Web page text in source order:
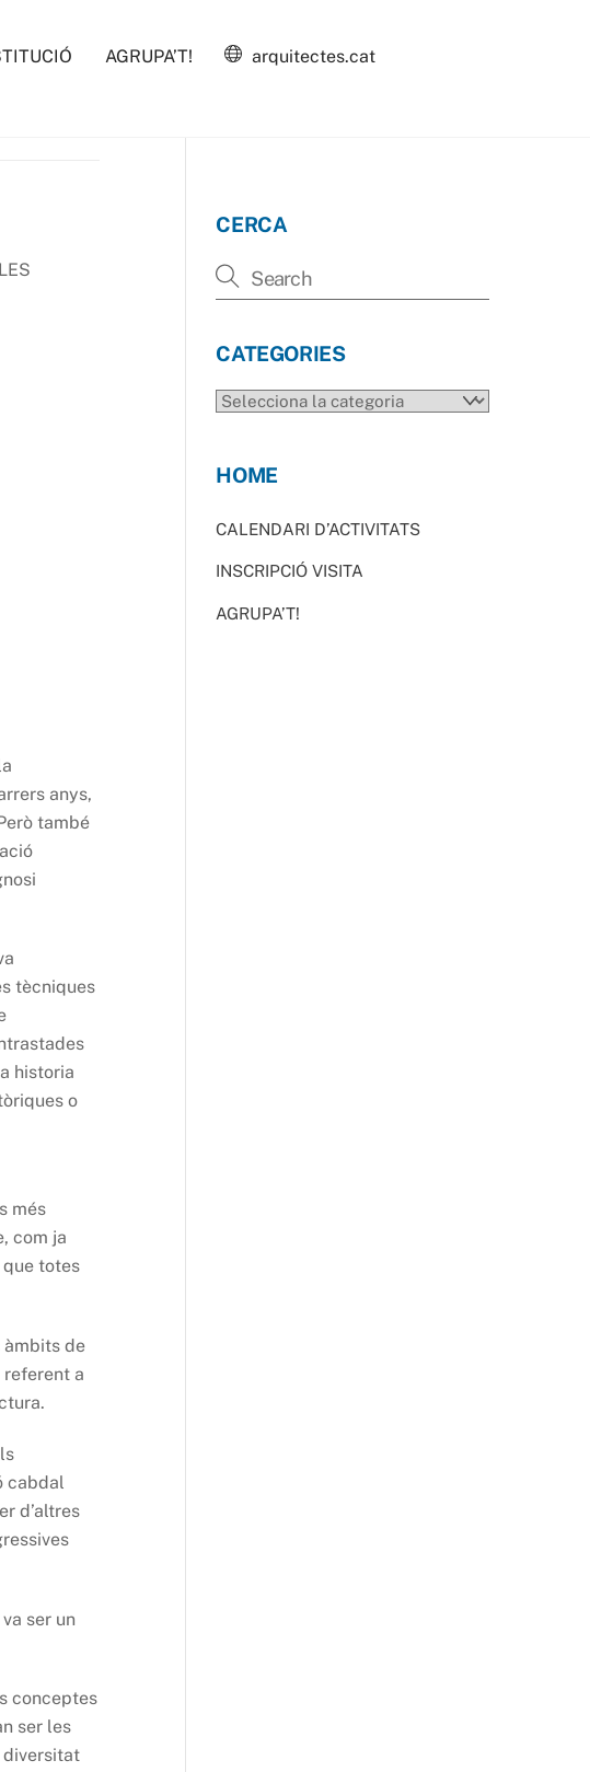
AGRUPA’T! arquitectes.cat
anys,
també
tècniques
historia
o
més
com ja
que totes
àmbits de
a
cabdal
d’altres
ser un
conceptes
ser les
diversitat
CERCA
CATEGORIES
CATEGORIES
HOME
CALENDARI D’ACTIVITATS
INSCRIPCIÓ VISITA
AGRUPA’T!